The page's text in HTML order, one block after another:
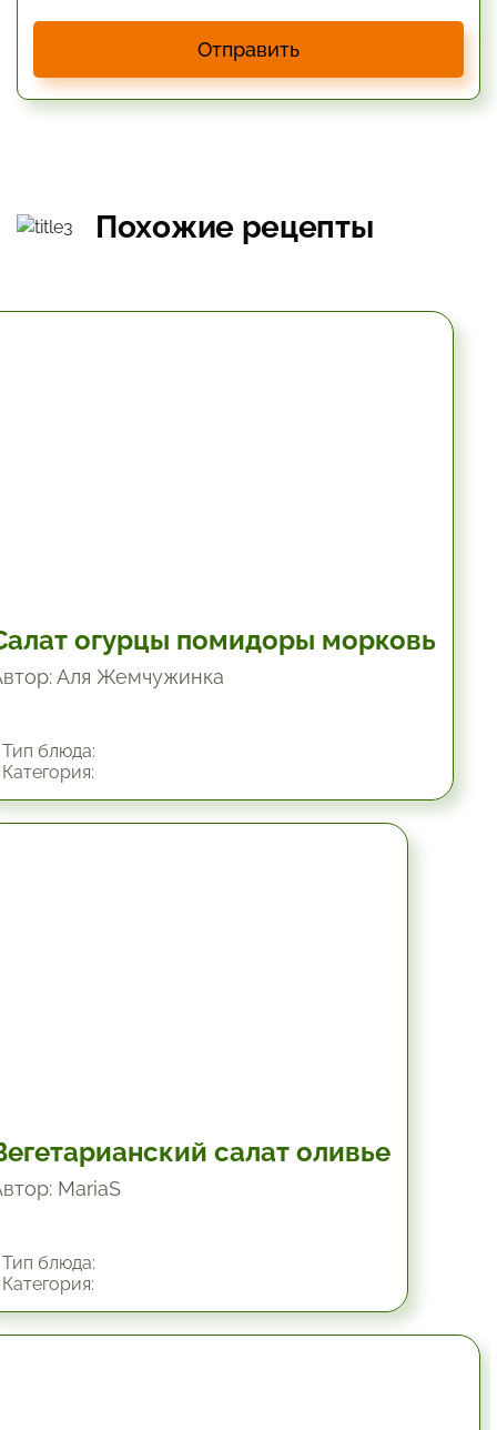
Отправить
Похожие рецепты
огурцы помидоры морковь
Аля Жемчужинка
блюда:
салат оливье
MariaS
блюда: